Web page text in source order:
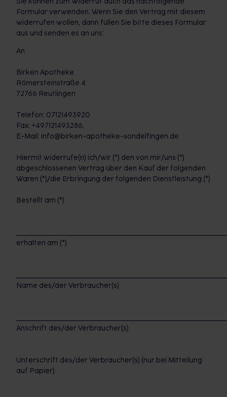
Formular verwenden. Wenn Sie den Vertrag mit diesem
widerrufen wollen, dann füllen Sie bitte dieses Formular
aus und senden es an uns:
An
Birken Apotheke
Römersteinstraße 4
72766 Reutlingen
Telefon: 07121493920
Fax: +497121493286,
E-Mail: info@birken-apotheke-sondelfingen.de
Hiermit widerrufe(n) ich/wir (*) den von mir/uns (*)
abgeschlossenen Vertrag über den Kauf der folgenden
Waren (*)/die Erbringung der folgenden Dienstleistung (*)
Bestellt am (*)
erhalten am (*)
Name des/der Verbraucher(s)
Anschrift des/der Verbraucher(s)
Unterschrift des/der Verbraucher(s) (nur bei Mitteilung
auf Papier)